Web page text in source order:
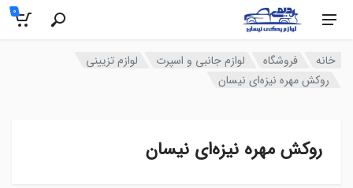
0
خانه فروشگاه لوازم جانبی و اسپرت
لوازم تزیینی
روکش مهره نیزه‌ای نیسان
روکش مهره نیزه‌ای نیسان